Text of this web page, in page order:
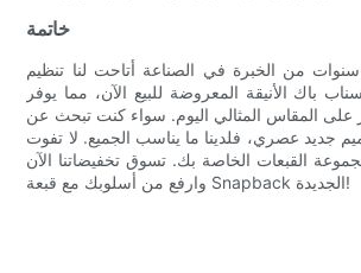
خاتمة
في الختام، لدينا 10 سنوات من الخبرة في الصناعة أتاحت لنا تنظيم
باك الأنيقة المعروضة للبيع الآن، مما يوفر
على المقاس المثالي اليوم. سواء كنت تبحث عن
جديد عصري، فلدينا ما يناسب الجميع. لا تفوت
القبعات الخاصة بك. تسوق تخفيضاتنا الآن
وارفع من أسلوبك مع قبعة Snapback الجديدة!